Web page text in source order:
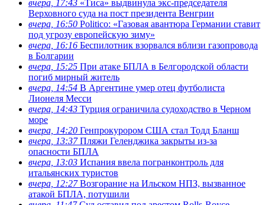
вчера, 17:43 «Тиса» выдвинула экс-председателя
Верховного суда на пост президента Венгрии
вчера, 16:50 Politico: «Газовая авантюра Германии ставит
под угрозу европейскую зиму»
вчера, 16:16 Беспилотник взорвался вблизи газопровода
в Болгарии
вчера, 15:25 При атаке БПЛА в Белгородской области
погиб мирный житель
вчера, 14:54 В Аргентине умер отец футболиста
Лионеля Месси
вчера, 14:43 Турция ограничила судоходство в Черном
море
вчера, 14:20 Генпрокурором США стал Тодд Бланш
вчера, 13:37Пляжи Геленджика закрыты из-за
опасности БПЛА
вчера, 13:03 Испания ввела погранконтроль для
итальянских туристов
вчера, 12:27Возгорание на Ильском НПЗ, вызванное
атакой БПЛА, потушили